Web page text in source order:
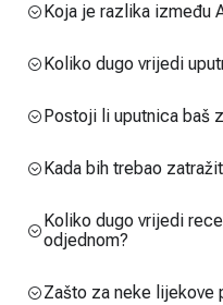
Koja je razlika između
Koliko dugo vrijedi
Postoji li uputnica baš
Kada bih trebao
Koliko dugo vrijedi
odjednom?
Zašto za neke lijekove